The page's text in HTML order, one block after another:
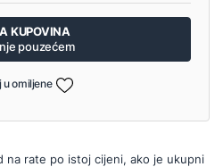
KUPOVINA
pouzećem
u omiljene
na rate po istoj cijeni, ako je ukupni